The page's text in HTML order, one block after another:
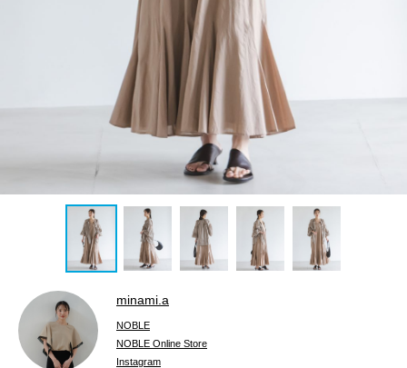
minami.a
NOBLE
NOBLE Online Store
Instagram